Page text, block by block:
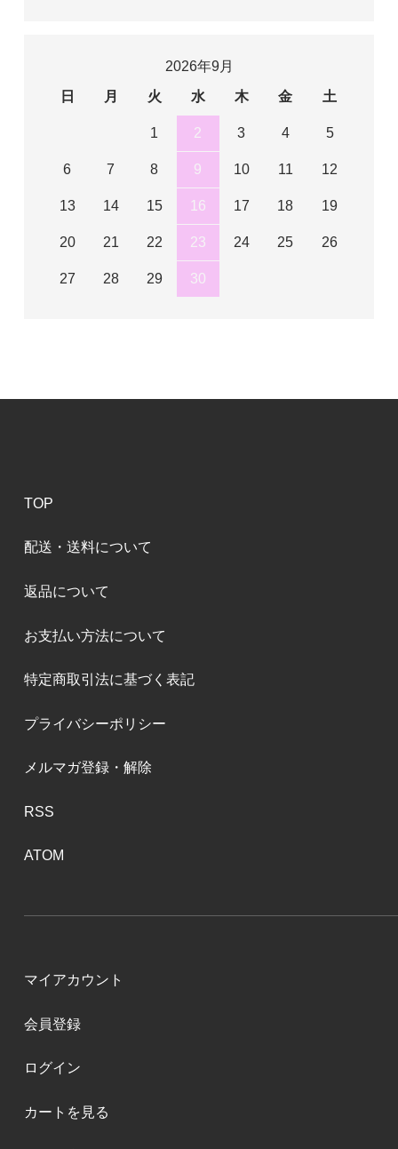
2026年9月
日
月 火 水 木 金 土
1 2 3 4 5
6 7 8 9 10 11 12
13 14 15 16 17 18 19
20 21 22 23 24 25 26
27 28 29 30
TOP
配送・送料について
返品について
お支払い方法について
特定商取引法に基づく表記
プライバシーポリシー
メルマガ登録・解除
RSS
ATOM
マイアカウント
会員登録
ログイン
カートを見る